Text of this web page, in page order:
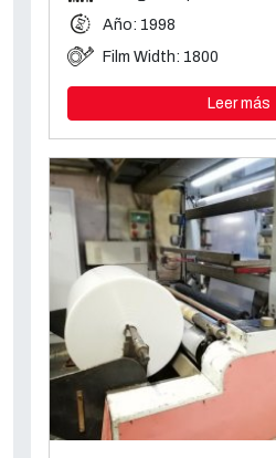
Año: 1998
Film Width: 1800
Leer más